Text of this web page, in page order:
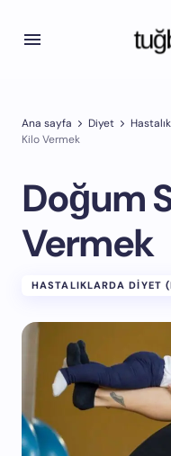
Ana sayfa Diyet
Kilo Vermek
Doğum
Vermek
HASTALIKLARDA DIYET